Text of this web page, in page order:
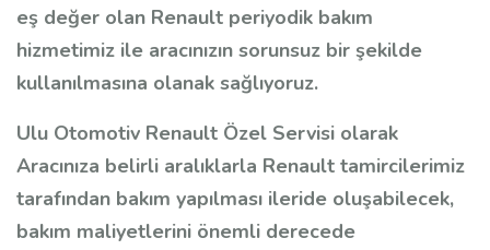
eş değer olan Renault periyodik bakım
hizmetimiz ile aracınızın sorunsuz bir şekilde
kullanılmasına olanak sağlıyoruz.
Ulu Otomotiv Renault Özel Servisi olarak
Aracınıza belirli aralıklarla Renault tamircilerimiz
tarafından bakım yapılması ileride oluşabilecek,
bakım maliyetlerini önemli derecede